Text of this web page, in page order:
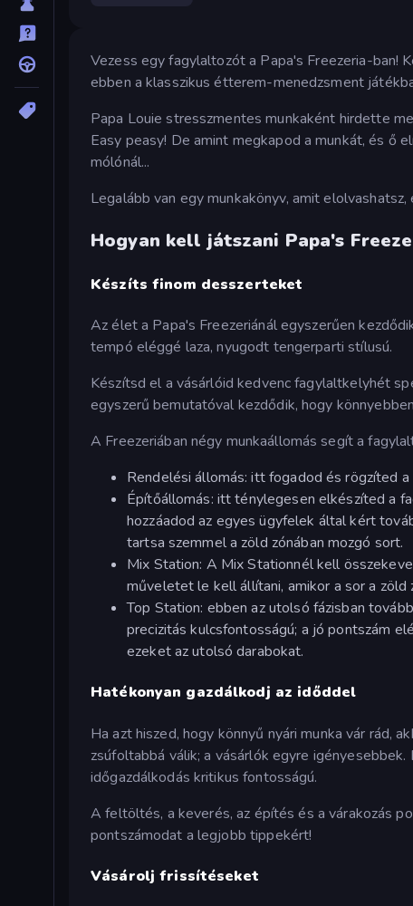
Vezess egy fagylaltozót a Papa's Freezeria-ban!
ebben a klasszikus étterem-menedzsment
Papa Louie stresszmentes munkaként hirdette
Easy peasy! De amint megkapod a munkát, és ő
mólónál...
Legalább van egy munkakönyv, amit
Hogyan kell játszani Papa's
Készíts finom desszerteket
Az élet a Papa's Freezeriánál egyszerűen
tempó eléggé laza, nyugodt tengerparti stílusú.
Készítsd el a vásárlóid kedvenc fagylaltkelyhét
egyszerű bemutatóval kezdődik, hogy
A Freezeriában négy munkaállomás segít a
Rendelési állomás: itt fogadod és rögzíted
Építőállomás: itt ténylegesen elkészíted a
hozzáadod az egyes ügyfelek által kért
tartsa szemmel a zöld zónában mozgó sort.
Mix Station: A Mix Stationnél kell
műveletet le kell állítani, amikor a sor a zöld
Top Station: ebben az utolsó fázisban
precizitás kulcsfontosságú; a jó pontszám
ezeket az utolsó darabokat.
Hatékonyan gazdálkodj az időddel
Ha azt hiszed, hogy könnyű nyári munka vár rád,
zsúfoltabbá válik; a vásárlók egyre
időgazdálkodás kritikus fontosságú.
A feltöltés, a keverés, az építés és a várakozás
pontszámodat a legjobb tippekért!
Vásárolj frissítéseket